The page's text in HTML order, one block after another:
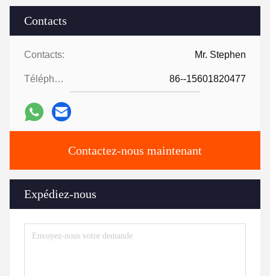
Contacts
Contacts: Mr. Stephen
Téléphone: 86--15601820477
Contactez-nous maintenant
Expédiez-nous